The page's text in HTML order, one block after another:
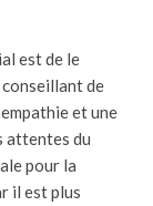
est de le
conseillant de
et une
attentes du
pour la
il est plus